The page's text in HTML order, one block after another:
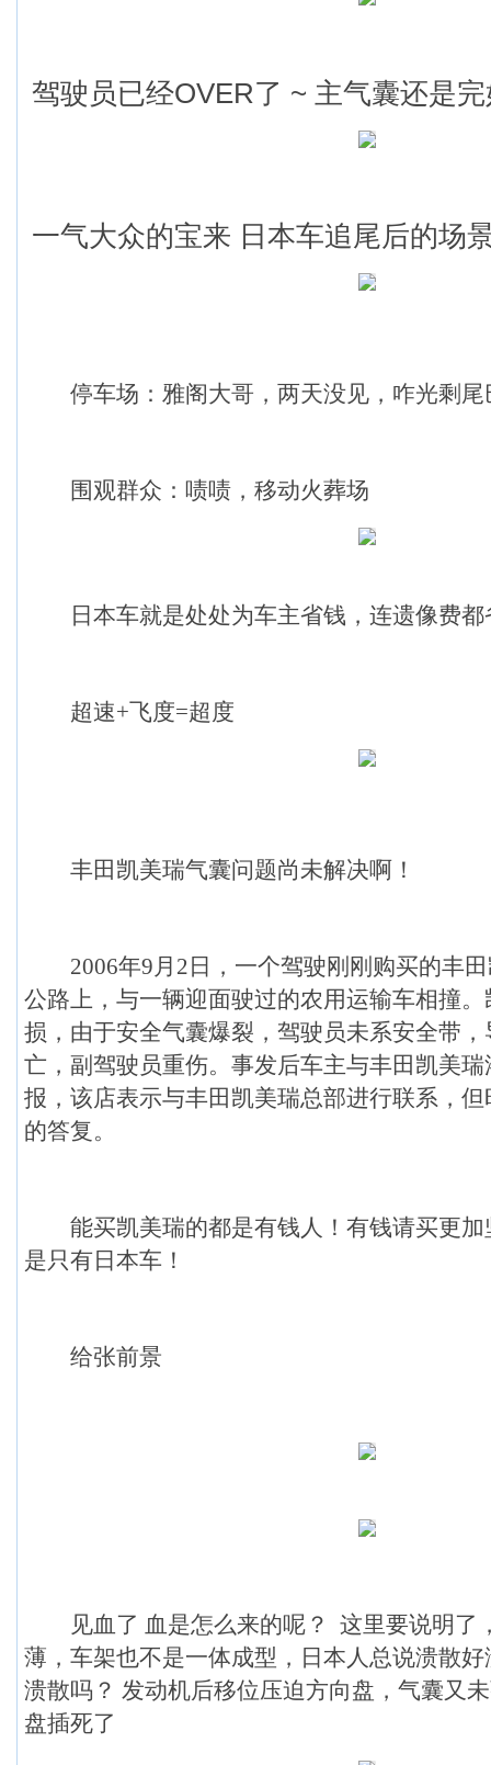
驾驶员已经OVER了 ~ 主气囊还是
一气大众的宝来 日本车追尾后的场
停车场：雅阁大哥，两天没见，咋光剩尾
围观群众：啧啧，移动火葬场
日本车就是处处为车主省钱，连遗像费都
超速+飞度=超度
丰田凯美瑞气囊问题尚未解决啊！
2006年9月2日，一个驾驶刚刚购买的丰田
公路上，与一辆迎面驶过的农用运输车相撞
损，由于安全气囊爆裂，驾驶员未系安全带
亡，副驾驶员重伤。事发后车主与丰田凯美瑞
报，该店表示与丰田凯美瑞总部进行联系，
的答复。
能买凯美瑞的都是有钱人！有钱请买更加
是只有日本车！
给张前景
见血了 血是怎么来的呢？ 这里要说明了
薄，车架也不是一体成型，日本人总说溃散
溃散吗？ 发动机后移位压迫方向盘，气囊又
盘插死了